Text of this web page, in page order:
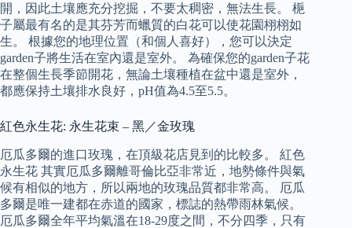
開，因此土壤應充分挖掘，不要太稠密，無法生長。 梔
子屬最有名的是其芬芳而蠟質的白花可以使花園栩栩如
生。 根據您的地理位置（和個人喜好），您可以決定
garden子將生活在室內還是室外。 為確保您的garden子花
在整個生長季節開花，無論土壤種植在盆中還是室外，
都應保持土壤排水良好，pH值為4.5至5.5。
紅色永生花: 永生花束 – 黑／金玫瑰
厄瓜多爾的進口玫瑰，在頂級花店見到的比較多。 紅色
永生花 其實厄瓜多爾離哥倫比亞非常近，地勢條件與氣
候有相似的地方，所以兩地的玫瑰品質都非常高。 厄瓜
多爾是唯一建都在赤道的國家，標誌的熱帶雨林氣候。
厄瓜多爾全年平均氣溫在18-29度之間，不分四季，只有